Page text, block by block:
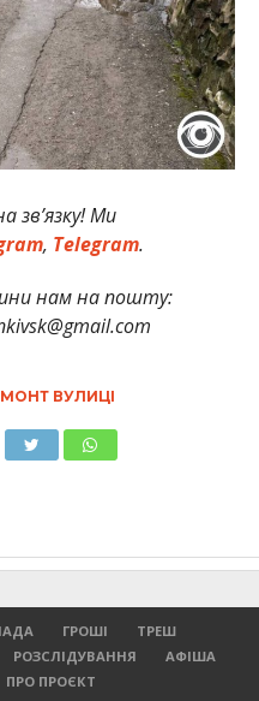
зв’язку! Ми
, Telegram.
нам на пошту:
ВУЛИЦІ
ГРОШІ
ТРЕШ
РОЗСЛІДУВАННЯ
АФІША
ПРО ПРОЄКТ